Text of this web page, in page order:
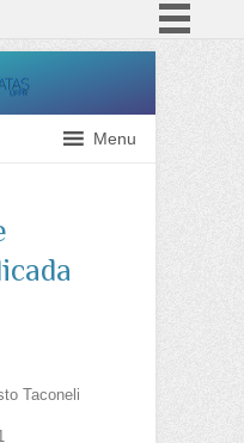
ParticipeMenu
Taconeli